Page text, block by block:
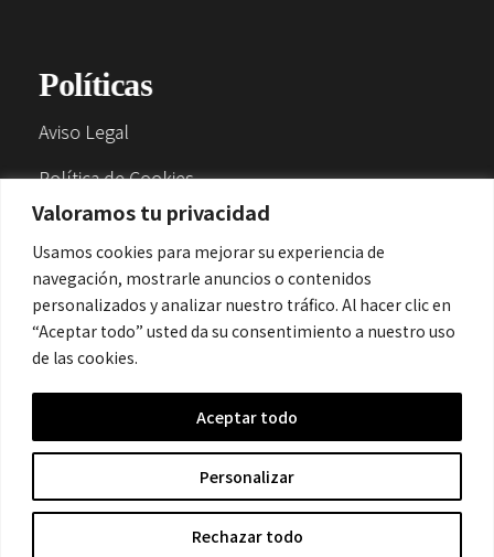
Valoramos tu privacidad
Usamos cookies para mejorar su experiencia de
navegación, mostrarle anuncios o contenidos
personalizados y analizar nuestro tráfico. Al hacer clic en
“Aceptar todo” usted da su consentimiento a nuestro uso
de las cookies.
Personalizar
Rechazar todo
Aceptar todo
Políticas
Aviso Legal
Política de Cookies
Política de Privacidad
Contacto
© 2026 Historia de la Crónica negra. All rights reserved.
Hecho con por Crescita.es